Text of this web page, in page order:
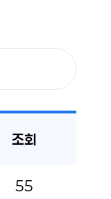
조회
55